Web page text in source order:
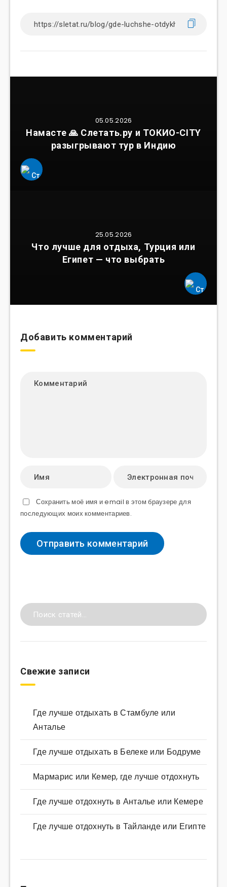
05.05.2026
Намасте 🙏 Слетать.ру и ТОКИО-CITY
разыгрывают тур в Индию
25.05.2026
Что лучше для отдыха, Турция или
Египет — что выбрать
Добавить комментарий
Сохранить моё имя и email в этом браузере для
последующих моих комментариев.
Свежие записи
Где лучше отдыхать в Стамбуле или
Анталье
Где лучше отдыхать в Белеке или Бодруме
Мармарис или Кемер, где лучше отдохнуть
Где лучше отдохнуть в Анталье или Кемере
Где лучше отдохнуть в Тайланде или Египте